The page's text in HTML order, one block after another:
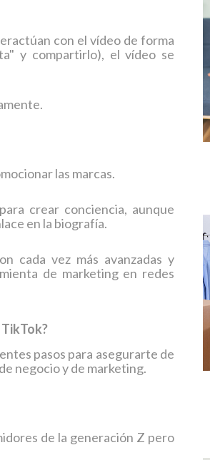
con el vídeo de forma
y compartirlo), el vídeo se
las marcas.
crear conciencia, aunque
en la biografía.
cada vez más avanzadas y
de marketing en redes
pasos para asegurarte de
negocio y de marketing.
de la generación Z pero